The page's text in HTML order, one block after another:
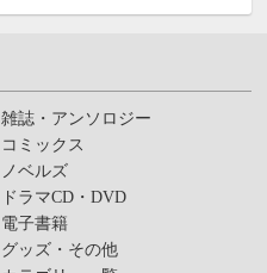
雑誌・アンソロジー
コミックス
ノベルズ
ドラマCD・DVD
電子書籍
グッズ・その他